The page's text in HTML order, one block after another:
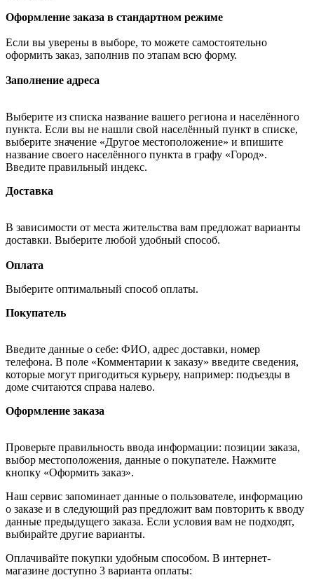
Оформление заказа в стандартном режиме
Если вы уверены в выборе, то можете самостоятельно
оформить заказ, заполнив по этапам всю форму.
Заполнение адреса
Выберите из списка название вашего региона и населённого
пункта. Если вы не нашли свой населённый пункт в списке,
выберите значение «Другое местоположение» и впишите
название своего населённого пункта в графу «Город».
Введите правильный индекс.
Доставка
В зависимости от места жительства вам предложат варианты
доставки. Выберите любой удобный способ.
Оплата
Выберите оптимальный способ оплаты.
Покупатель
Введите данные о себе: ФИО, адрес доставки, номер
телефона. В поле «Комментарии к заказу» введите сведения,
которые могут пригодиться курьеру, например: подъезды в
доме считаются справа налево.
Оформление заказа
Проверьте правильность ввода информации: позиции заказа,
выбор местоположения, данные о покупателе. Нажмите
кнопку «Оформить заказ».
Наш сервис запоминает данные о пользователе, информацию
о заказе и в следующий раз предложит вам повторить к вводу
данные предыдущего заказа. Если условия вам не подходят,
выбирайте другие варианты.
Оплачивайте покупки удобным способом. В интернет-
магазине доступно 3 варианта оплаты: